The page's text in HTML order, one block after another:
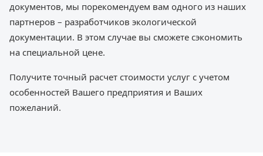
документов, мы порекомендуем вам одного из наших
партнеров – разработчиков экологической
документации. В этом случае вы сможете сэкономить
на специальной цене.
Получите точный расчет стоимости услуг с учетом
особенностей Вашего предприятия и Ваших
пожеланий.